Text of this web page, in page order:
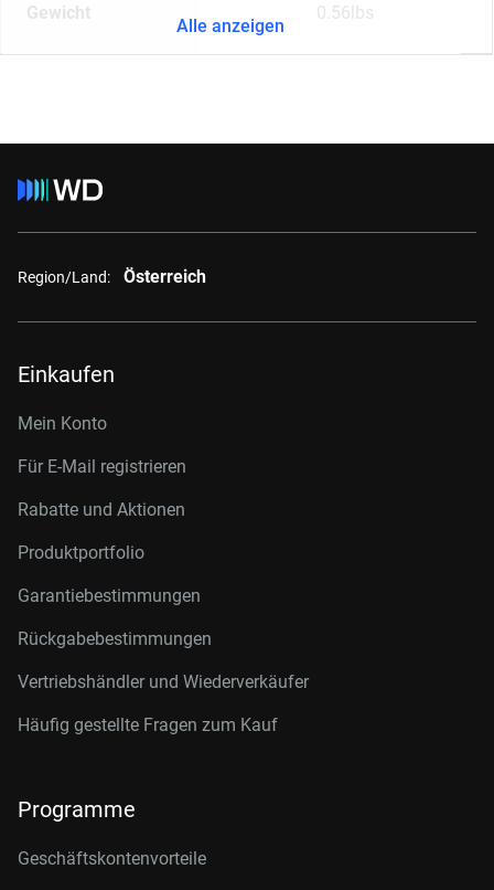
Gewicht 0.56lbs
Alle anzeigen
Region/Land: Österreich
Einkaufen
Mein Konto
Für E-Mail registrieren
Rabatte und Aktionen
Produktportfolio
Garantiebestimmungen
Rückgabebestimmungen
Vertriebshändler und Wiederverkäufer
Häufig gestellte Fragen zum Kauf
Programme
Geschäftskontenvorteile